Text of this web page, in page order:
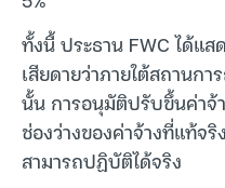
ทั้งนี้ ประธาน FWC ได้แส
เสียดายว่าภายใต้สถานก
นั้น การอนุมัติปรับขึ้นค่าจ้
ช่องว่างของค่าจ้างที่แท้จริ
สามารถปฏิบัติได้จริง